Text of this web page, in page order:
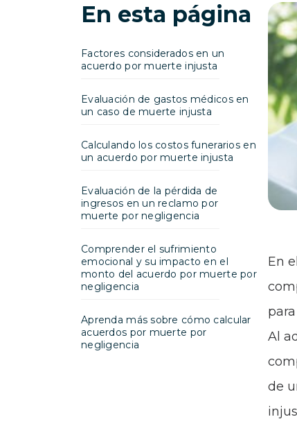
En esta página
Factores considerados en un
acuerdo por muerte injusta
Evaluación de gastos médicos en
un caso de muerte injusta
Calculando los costos funerarios en
un acuerdo por muerte injusta
Evaluación de la pérdida de
ingresos en un reclamo por
muerte por negligencia
Comprender el sufrimiento
emocional y su impacto en el
monto del acuerdo por muerte por
negligencia
Aprenda más sobre cómo calcular
acuerdos por muerte por
negligencia
En
Al
de